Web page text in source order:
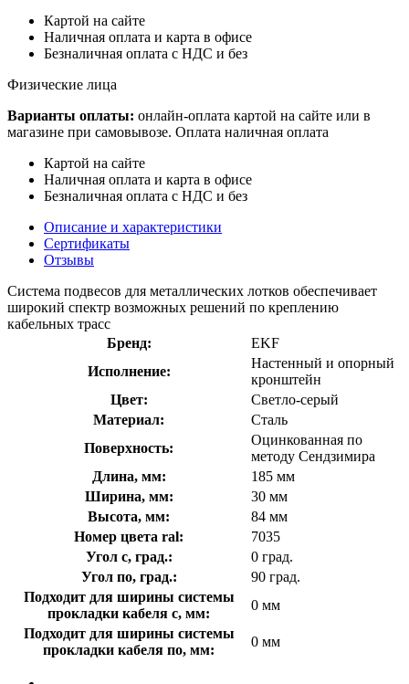
Картой на сайте
Наличная оплата и карта в офисе
Безналичная оплата с НДС и без
Физические лица
Варианты оплаты: онлайн-оплата картой на сайте или в
магазине при самовывозе. Оплата наличная оплата
Картой на сайте
Наличная оплата и карта в офисе
Безналичная оплата с НДС и без
Описание и характеристики
Сертификаты
Отзывы
Система подвесов для металлических лотков обеспечивает
широкий спектр возможных решений по креплению
кабельных трасс
Бренд:
EKF
Исполнение:
Настенный и опорный
кронштейн
Цвет:
Светло-серый
Материал:
Сталь
Поверхность:
Оцинкованная по
методу Сендзимира
Длина, мм:
185 мм
Ширина, мм:
30 мм
Высота, мм:
84 мм
Номер цвета ral:
7035
Угол с, град.:
0 град.
Угол по, град.:
90 град.
Подходит для ширины системы
прокладки кабеля с, мм:
0 мм
Подходит для ширины системы
прокладки кабеля по, мм:
0 мм